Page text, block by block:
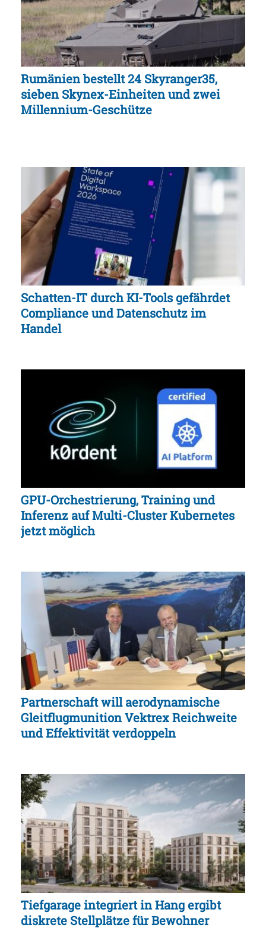
Rumänien bestellt 24 Skyranger35,
sieben Skynex-Einheiten und zwei
Millennium-Geschütze
Schatten-IT durch KI-Tools gefährdet
Compliance und Datenschutz im
Handel
GPU-Orchestrierung, Training und
Inferenz auf Multi-Cluster Kubernetes
jetzt möglich
Partnerschaft will aerodynamische
Gleitflugmunition Vektrex Reichweite
und Effektivität verdoppeln
Tiefgarage integriert in Hang ergibt
diskrete Stellplätze für Bewohner